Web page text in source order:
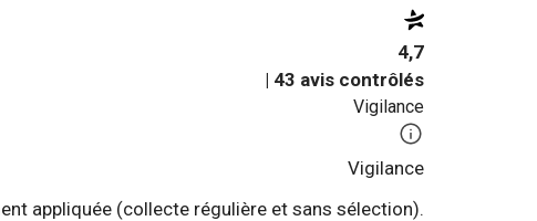
4,7
| 43 avis contrôlés
Vigilance
Vigilance
appliquée (collecte régulière et sans sélection).